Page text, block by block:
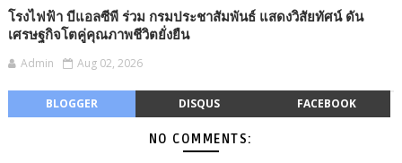
โรงไฟฟ้า บีแอลซีพี ร่วม กรมประชาสัมพันธ์ แสดงวิสัยทัศน์ ดัน
เศรษฐกิจโตคู่คุณภาพชีวิตยั่งยืน
Admin Aug 02, 2026
BLOGGER DISQUS FACEBOOK
NO COMMENTS: